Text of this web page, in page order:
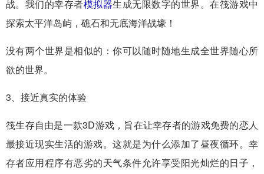
战。我们的幸存者模拟器生成无限数字的世界。在筏游戏中
探索太平洋岛屿，礁石和无底海洋战壕！
没有两个世界是相似的：你可以随时随地生成全世界随心所
欲的世界。
3、接近真实的体验
筏生存自由是一款3D游戏，旨在让幸存者的游戏免费的恋人
最接近现实生活的游戏。这就是为什么添加了昼夜循环。幸
存者应用程序有恶劣的天气条件允许享受阳光灿烂的日子，